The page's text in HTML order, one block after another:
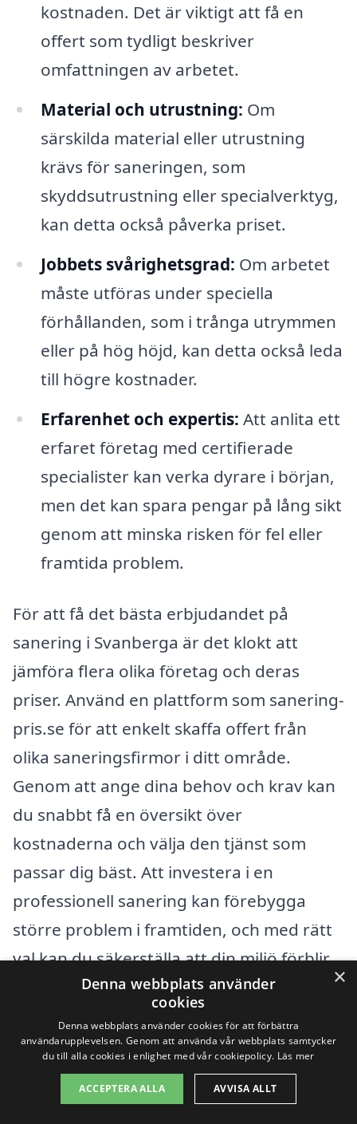
kostnaden. Det är viktigt att få en
offert som tydligt beskriver
omfattningen av arbetet.
Material och utrustning: Om
särskilda material eller utrustning
krävs för saneringen, som
skyddsutrustning eller specialverktyg,
kan detta också påverka priset.
Jobbets svårighetsgrad: Om arbetet
måste utföras under speciella
förhållanden, som i trånga utrymmen
eller på hög höjd, kan detta också leda
till högre kostnader.
Erfarenhet och expertis: Att anlita ett
erfaret företag med certifierade
specialister kan verka dyrare i början,
men det kan spara pengar på lång sikt
genom att minska risken för fel eller
framtida problem.
För att få det bästa erbjudandet på
sanering i Svanberga är det klokt att
jämföra flera olika företag och deras
priser. Använd en plattform som sanering-
pris.se för att enkelt skaffa offert från
olika saneringsfirmor i ditt område.
Genom att ange dina behov och krav kan
du snabbt få en översikt över
kostnaderna och välja den tjänst som
passar dig bäst. Att investera i en
professionell sanering kan förebygga
större problem i framtiden, och med rätt
val kan du säkerställa att din miljö förblir
säker och hälsosam.
Få 3 erbjudanden, gratis och utan
förpliktelser
×
Denna webbplats använder
cookies
Denna webbplats använder cookies för att förbättra
användarupplevelsen. Genom att använda vår webbplats samtycker
du till alla cookies i enlighet med vår cookiepolicy. Läs mer
ACCEPTERA ALLA AVVISA ALLT